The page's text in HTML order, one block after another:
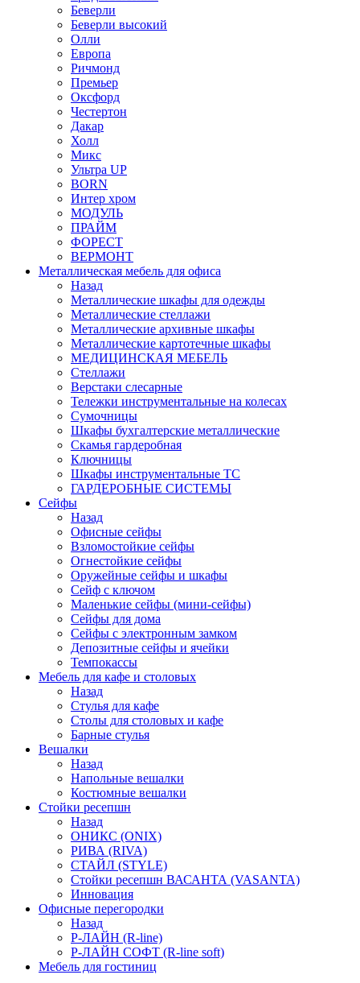
Беверли
Беверли высокий
Олли
Европа
Ричмонд
Премьер
Оксфорд
Честертон
Дакар
Холл
Микс
Ультра UP
BORN
Интер хром
МОДУЛЬ
ПРАЙМ
ФОРЕСТ
ВЕРМОНТ
Металлическая мебель для офиса
Назад
Металлические шкафы для одежды
Металлические стеллажи
Металлические архивные шкафы
Металлические картотечные шкафы
МЕДИЦИНСКАЯ МЕБЕЛЬ
Стеллажи
Верстаки слесарные
Тележки инструментальные на колесах
Сумочницы
Шкафы бухгалтерские металлические
Скамья гардеробная
Ключницы
Шкафы инструментальные ТС
ГАРДЕРОБНЫЕ СИСТЕМЫ
Сейфы
Назад
Офисные сейфы
Взломостойкие сейфы
Огнестойкие сейфы
Оружейные сейфы и шкафы
Сейф с ключом
Маленькие сейфы (мини-сейфы)
Сейфы для дома
Сейфы с электронным замком
Депозитные сейфы и ячейки
Темпокассы
Мебель для кафе и столовых
Назад
Стулья для кафе
Столы для столовых и кафе
Барные стулья
Вешалки
Назад
Напольные вешалки
Костюмные вешалки
Стойки ресепшн
Назад
ОНИКС (ONIX)
РИВА (RIVA)
СТАЙЛ (STYLE)
Стойки ресепшн ВАСАНТА (VASANTA)
Инновация
Офисные перегородки
Назад
Р-ЛАЙН (R-line)
Р-ЛАЙН СОФТ (R-line soft)
Мебель для гостиниц